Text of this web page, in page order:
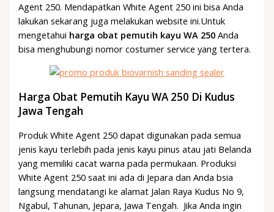
Agent 250. Mendapatkan White Agent 250 ini bisa Anda
lakukan sekarang juga melakukan website ini.Untuk
mengetahui harga obat pemutih kayu WA 250 Anda
bisa menghubungi nomor costumer service yang tertera.
Harga Obat Pemutih Kayu WA 250 Di Kudus
Jawa Tengah
Produk White Agent 250 dapat digunakan pada semua
jenis kayu terlebih pada jenis kayu pinus atau jati Belanda
yang memiliki cacat warna pada permukaan. Produksi
White Agent 250 saat ini ada di Jepara dan Anda bsia
langsung mendatangi ke alamat Jalan Raya Kudus No 9,
Ngabul, Tahunan, Jepara, Jawa Tengah. Jika Anda ingin